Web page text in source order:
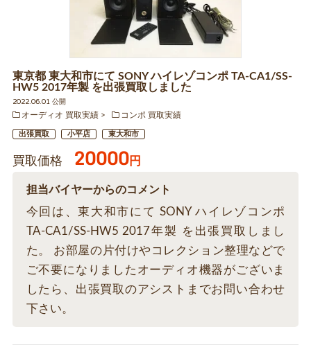
東京都 東大和市にて SONY ハイレゾコンポ TA-CA1/SS-
HW5 2017年製 を出張買取しました
2022.06.01 公開
オーディオ 買取実績
コンポ 買取実績
出張買取 小平店 東大和市
買取価格 20000円
担当バイヤーからのコメント
今回は、東大和市にて SONY ハイレゾコンポ
TA-CA1/SS-HW5 2017年製 を出張買取しまし
た。 お部屋の片付けやコレクション整理などで
ご不要になりましたオーディオ機器がございま
したら、出張買取のアシストまでお問い合わせ
下さい。